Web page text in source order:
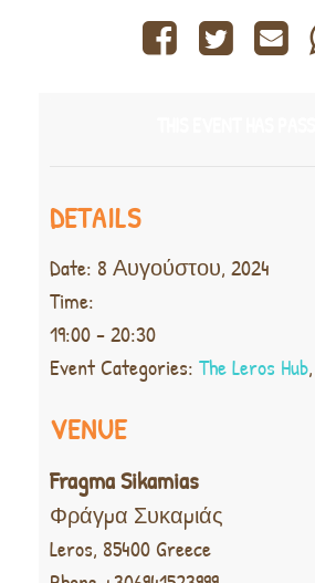
DETAILS
Date: 8 Αυγούστου, 2024
Time:
19:00 - 20:30
Event Categories: The Leros Hub,
VENUE
Fragma Sikamias
Φράγμα Συκαμιάς
Leros, 85400 Greece